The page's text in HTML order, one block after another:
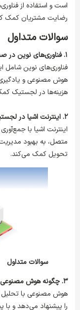
است و استفاده از
رضایت مشتریان کمک
سوالات متداول
۱. فناوری‌های نوین در صنعت لجستیک چیست؟
فناوری‌های نوین شامل
هوش مصنوعی و
هزینه‌ها در لجستیک
۲. اینترنت اشیا در لجستیک چه کاربردی دارد؟
اینترنت اشیا با
متصل، به بهبود
تحویل کمک می‌کند.
سوالات متداول
۳. چگونه هوش مصنوعی در لجستیک استفاده می‌شود؟
هوش مصنوعی با تحلیل
را پیشنهاد می‌دهد و